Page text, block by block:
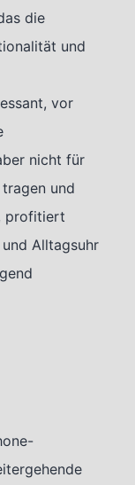
die
und
vor
nicht für
und
profitiert
Alltagsuhr